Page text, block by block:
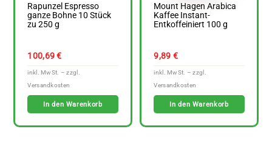
Rapunzel Espresso
ganze Bohne 10 Stück
zu 250 g
100,69€
In den Warenkorb
Mount Hagen Arabica
Kaffee Instant-
Entkoffeiniert 100 g
9,89 €
In den Warenkorb